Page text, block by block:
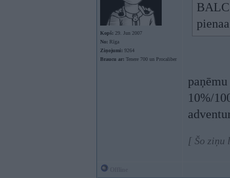
Kopš: 29. Jun 2007
No: Rīga
Ziņojumi: 9264
Braucu ar: Tenere 700 un Procaliber
10%/
[ Šo ziņu